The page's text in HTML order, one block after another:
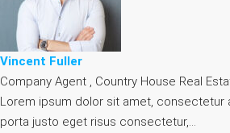
Vincent Fuller
Company Agent , Country House Real
Lorem ipsum dolor sit amet, consectetur
porta justo eget risus consectetur,…